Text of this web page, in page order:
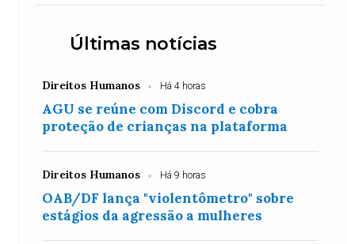
Últimas notícias
Direitos Humanos Há 4 horas
AGU se reúne com Discord e cobra
proteção de crianças na plataforma
Direitos Humanos Há 9 horas
OAB/DF lança "violentômetro" sobre
estágios da agressão a mulheres